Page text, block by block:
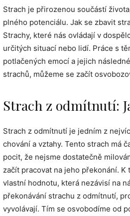
Strach je přirozenou součástí
plného potenciálu. Jak se zbavit
Strachy, které nás ovládají v
určitých situací nebo lidí. Práce s
potlačených emocí a jejich
strachů, můžeme se začít
Strach z odmítnutí:
Strach z odmítnutí je jedním z
chování a vztahy. Tento strach má
pocit, že nejsme dostatečně
začít pracovat na jeho překonání.
vlastní hodnotu, která nezávisí na
překonávání strachu z odmítnutí,
vyvolávají. Tím se osvobodíme od